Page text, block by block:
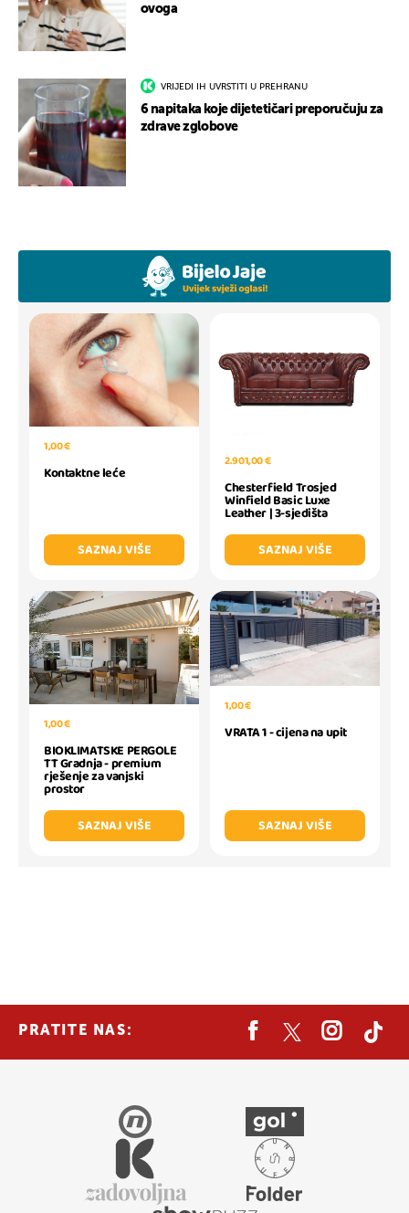
ovoga
VRIJEDI IH UVRSTITI U PREHRANU
6 napitaka koje dijetetičari preporučuju za
zdrave zglobove
1,00 €
Kontaktne leće
SAZNAJ VIŠE
2.901,00 €
Chesterfield Trosjed
Winfield Basic Luxe
Leather | 3-sjedišta
SAZNAJ VIŠE
1,00 €
BIOKLIMATSKE PERGOLE
TT Gradnja - premium
rješenje za vanjski
prostor
SAZNAJ VIŠE
1,00 €
VRATA 1 - cijena na upit
SAZNAJ VIŠE
PRATITE NAS: